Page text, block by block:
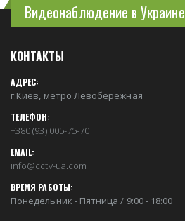
Видеонаблюдение в Украине
КОНТАКТЫ
АДРЕС:
г.Киев, метро Левобережная
ТЕЛЕФОН:
+380 (93) 005-75-70
EMAIL:
info@cctv-ua.com
ВРЕМЯ РАБОТЫ:
Понедельник - Пятница / 9:00 - 18:00